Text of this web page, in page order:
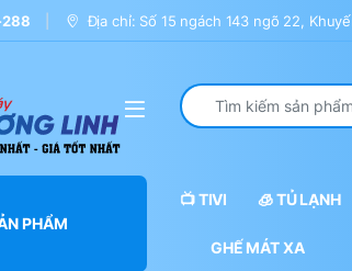
288 Địa chỉ: Số 15 ngách 143 ngõ 22,
Search for:
PHẨM
📺 TIVI 🧊 TỦ LẠNH
GHẾ MÁT XA